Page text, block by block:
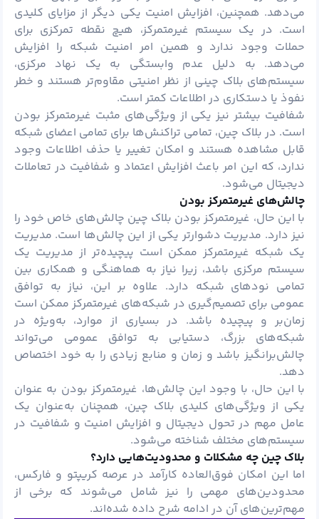
می‌دهد. همچنین، افزایش امنیت یکی دیگر از مزایای کلیدی
است. در یک سیستم غیرمتمرکز، هیچ نقطه تمرکزی برای
حملات وجود ندارد و همین امر امنیت شبکه را افزایش
می‌دهد. به دلیل عدم وابستگی به یک نهاد مرکزی،
سیستم‌های بلاک چینی از نظر امنیتی مقاوم‌تر هستند و خطر
نفوذ یا دستکاری در اطلاعات کمتر است.
شفافیت بیشتر نیز یکی از ویژگی‌های مثبت غیرمتمرکز بودن
است. در بلاک چین، تمامی تراکنش‌ها برای تمامی اعضای شبکه
قابل مشاهده هستند و امکان تغییر یا حذف اطلاعات وجود
ندارد، که این امر باعث افزایش اعتماد و شفافیت در تعاملات
دیجیتال می‌شود.
چالش‌های غیرمتمرکز بودن
با این حال، غیرمتمرکز بودن بلاک چین چالش‌های خاص خود را
نیز دارد. مدیریت دشوارتر یکی از این چالش‌ها است. مدیریت
یک شبکه غیرمتمرکز ممکن است پیچیده‌تر از مدیریت یک
سیستم مرکزی باشد، زیرا نیاز به هماهنگی و همکاری بین
تمامی نودهای شبکه دارد. علاوه بر این، نیاز به توافق
عمومی برای تصمیم‌گیری در شبکه‌های غیرمتمرکز ممکن است
زمان‌بر و پیچیده باشد. در بسیاری از موارد، به‌ویژه در
شبکه‌های بزرگ، دستیابی به توافق عمومی می‌تواند
چالش‌برانگیز باشد و زمان و منابع زیادی را به خود اختصاص
دهد.
با این حال، با وجود این چالش‌ها، غیرمتمرکز بودن به عنوان
یکی از ویژگی‌های کلیدی بلاک چین، همچنان به‌عنوان یک
عامل مهم در تحول دیجیتال و افزایش امنیت و شفافیت در
سیستم‌های مختلف شناخته می‌شود.
بلاک چین چه مشکلات و محدودیت‌هایی دارد؟
اما این امکان فوق‌العاده کارآمد در عرصه کریپتو و فارکس،
محدودین‌های مهمی را نیز شامل می‌شوند که برخی از
مهم‌ترین‌های آن در ادامه شرح داده‌ شده‌اند.